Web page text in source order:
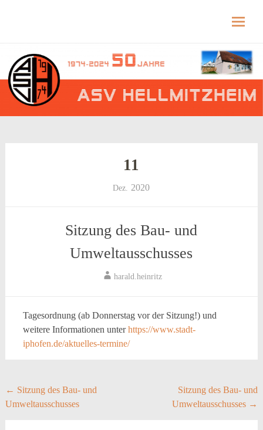
Hellmitzheim.de – fränkisches Dorf am Rande
to
content
11
Dez. 2020
Sitzung des Bau- und
Umweltausschusses
harald.heinritz
Tagesordnung (ab Donnerstag vor der Sitzung!) und
weitere Informationen unterhttps://www.stadt-
iphofen.de/aktuelles-termine/
Post
navigation
← Sitzung des Bau- und
Umweltausschusses
Sitzung des Bau- und
Umweltausschusses →